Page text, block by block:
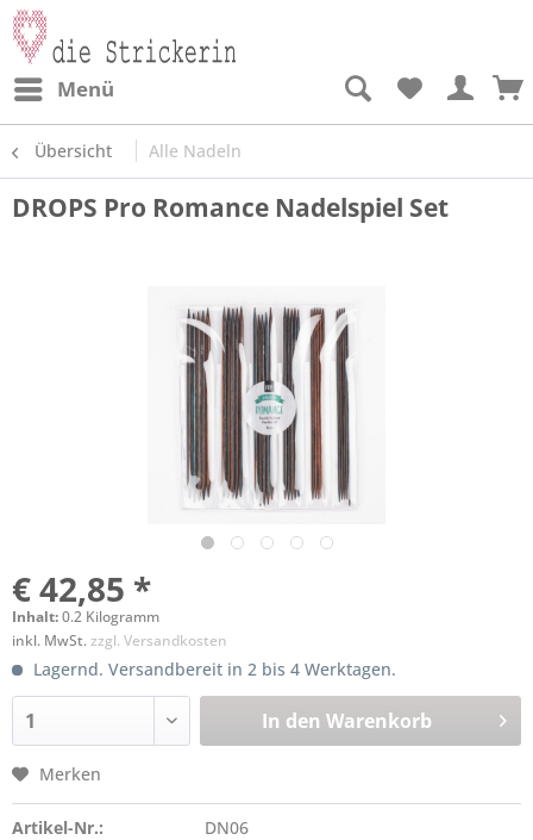
Menü
Übersicht Alle Nadeln
DROPS Pro Romance Nadelspiel Set
€ 42,85 *
Inhalt:0.2 Kilogramm
inkl. MwSt.zzgl. Versandkosten
Lagernd. Versandbereit in 2 bis 4 Werktagen.
In den Warenkorb
Merken
Artikel-Nr.: DN06